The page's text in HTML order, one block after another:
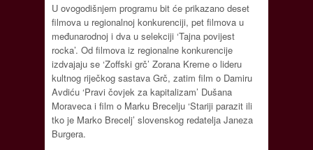
U ovogodišnjem programu bit će prikazano deset
filmova u regionalnoj konkurenciji, pet filmova u
međunarodnoj i dva u selekciji ‘Tajna povijest
rocka’. Od filmova iz regionalne konkurencije
izdvajaju se ‘Zoffski grč’ Zorana Kreme o lideru
kultnog riječkog sastava Grč, zatim film o Damiru
Avdiću ‘Pravi čovjek za kapitalizam’ Dušana
Moraveca i film o Marku Brecelju ‘Stariji parazit ili
tko je Marko Brecelj’ slovenskog redatelja Janeza
Burgera.